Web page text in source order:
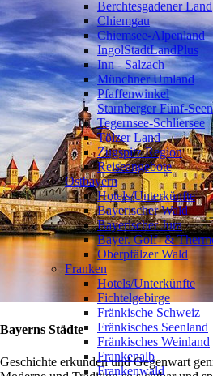
Bayerns Städte
Geschichte erkunden und Gegenwart
Berchtesgadener Land
Chiemgau
Chiemsee-Alpenland
IngolStadtLandPlus
Inn - Salzach
Münchner Umland
Pfaffenwinkel
Starnberger Fünf-
Tegernsee-Schliersee
Tölzer Land
Zugspitz Region
Reiseangebote
Ostbayern
Hotels/Unterkünfte
Bayerischer Wald
Bayerischer Jura
Bayer. Golf- &
Oberpfälzer Wald
Franken
Hotels/Unterkünfte
Fichtelgebirge
Fränkische Schweiz
Fränkisches Seenland
Fränkisches Weinland
Frankenalb
Frankenwald